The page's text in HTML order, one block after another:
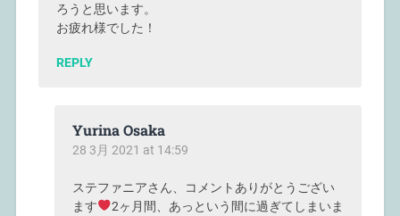
ろうと思います。
お疲れ様でした！
REPLY
Yurina Osaka
28 3月 2021 at 14:59
ステファニアさん、コメントありがとうござい
ます
2ヶ月間、あっという間に過ぎてしまいま